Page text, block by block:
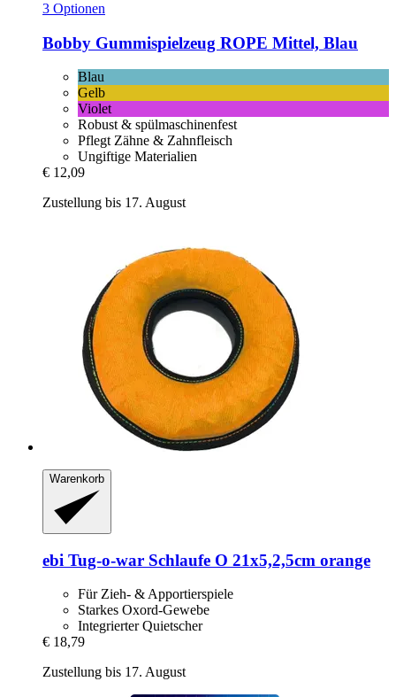
3 Optionen
Bobby Gummispielzeug ROPE Mittel, Blau
Blau
Gelb
Violet
Robust & spülmaschinenfest
Pflegt Zähne & Zahnfleisch
Ungiftige Materialien
€ 12,09
Zustellung bis 17. August
Warenkorb
ebi Tug-​o-​war Schlaufe O 21x5,2,5cm orange
Für Zieh- & Apportierspiele
Starkes Oxord-Gewebe
Integrierter Quietscher
€ 18,79
Zustellung bis 17. August